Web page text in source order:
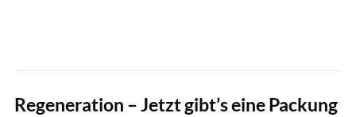
Regeneration – Jetzt gibt’s eine Packung